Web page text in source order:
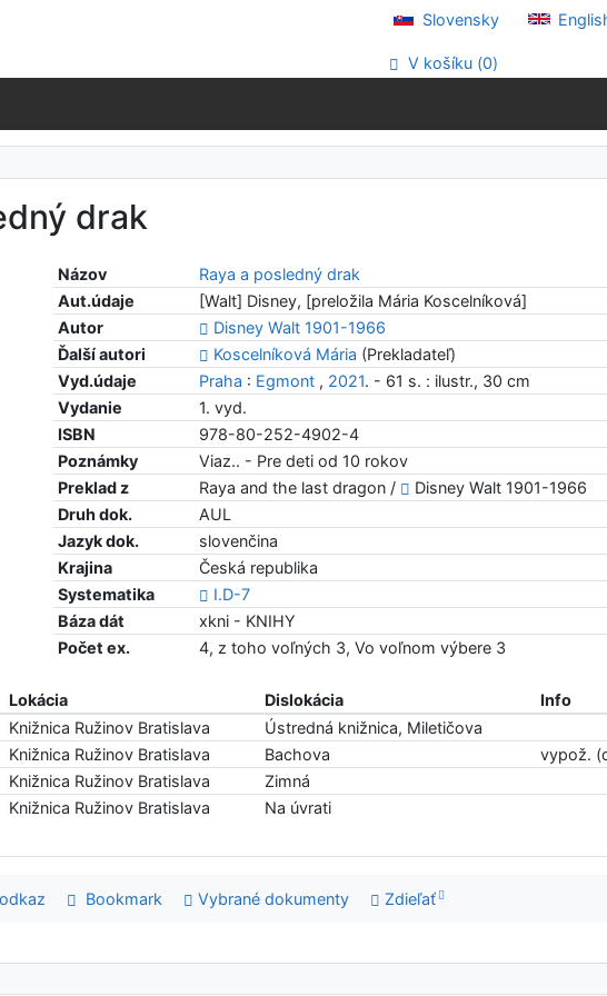
Slovensky
V košíku (0)
drak
Názov
Raya a posledný drak
Aut.údaje
[Walt] Disney, [preložila Mária Koscelníková]
Autor
Disney Walt 1901-1966
Ďalší autori
Koscelníková Mária (Prekladateľ)
Vyd.údaje
Praha : Egmont , 2021. - 61 s. : ilustr., 30 cm
Vydanie
1. vyd.
ISBN
978-80-252-4902-4
Poznámky
Viaz.. - Pre deti od 10 rokov
Preklad z
Raya and the last dragon /
Disney Walt 1901-1966
Druh dok.
AUL
Jazyk dok.
slovenčina
Krajina
Česká republika
Systematika
I.D-7
Báza dát
xkni - KNIHY
Počet ex.
4, z toho voľných 3, Vo voľnom výbere 3
Lokácia Dislokácia
Info
Knižnica Ružinov Bratislava
Ústredná knižnica, Miletičova
Knižnica Ružinov Bratislava Bachova
vypož.
Knižnica Ružinov Bratislava
Zimná
Knižnica Ružinov Bratislava Na úvrati
Bookmark Vybrané dokumenty Zdieľať